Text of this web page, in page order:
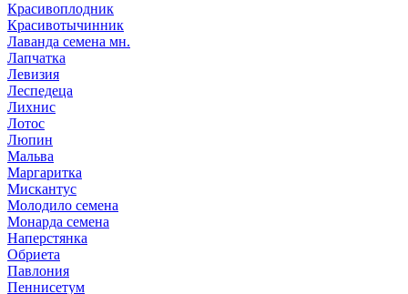
Красивоплодник
Красивотычинник
Лаванда семена мн.
Лапчатка
Левизия
Леспедеца
Лихнис
Лотос
Люпин
Мальва
Маргаритка
Мискантус
Молодило семена
Монарда семена
Наперстянка
Обриета
Павлония
Пеннисетум